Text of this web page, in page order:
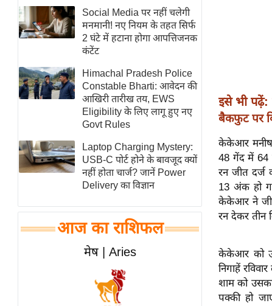
फिटनेस मंत्रा
रिलेशनशिप
राजनीति
विश्लेषण
समसामयिक
मातृभूमि
एम.
आर.
आई.
समीक्षा
धर्म
ज्योतिष
Social Media पर नहीं चलेगी
मनमानी! नए नियम के तहत सिर्फ
2 घंटे में हटाना होगा आपत्तिजनक
कंटेंट
Himachal Pradesh Police
Constable Bharti: आवेदन की
आखिरी तारीख तय, EWS
Eligibility के लिए लागू हुए नए
Govt Rules
Laptop Charging Mystery:
USB-C पोर्ट होने के बावजूद क्यों
नहीं होता चार्ज? जानें Power
Delivery का विज्ञान
आज का राशिफल
मेष | Aries
इसे भी पढ़ें:
बैकफुट पर
केकेआर मनीष
48 गेंद में 64
रन जीत
13 अंक हो
केकेआर ने जीत
रन देकर तीन
केकेआर को
निगाहें
शाम को
पक्की हो